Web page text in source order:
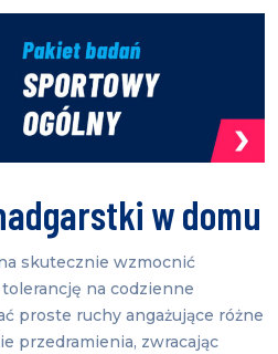
w domu
skutecznie wzmocnić
na codzienne
proste ruchy angażujące różne
przedramienia, zwracając